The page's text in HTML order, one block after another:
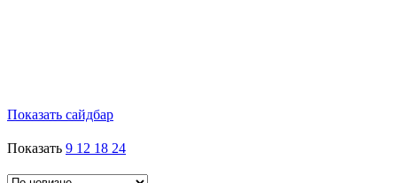
Показать сайдбар
Показать 9 12 18 24